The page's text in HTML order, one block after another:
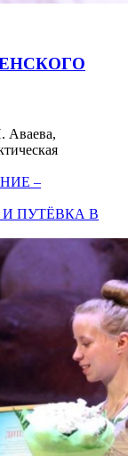
Аваева,
–
ПУТЁВКА В